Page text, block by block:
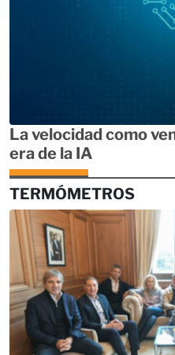
La velocidad como
era de la IA
TERMÓMETROS